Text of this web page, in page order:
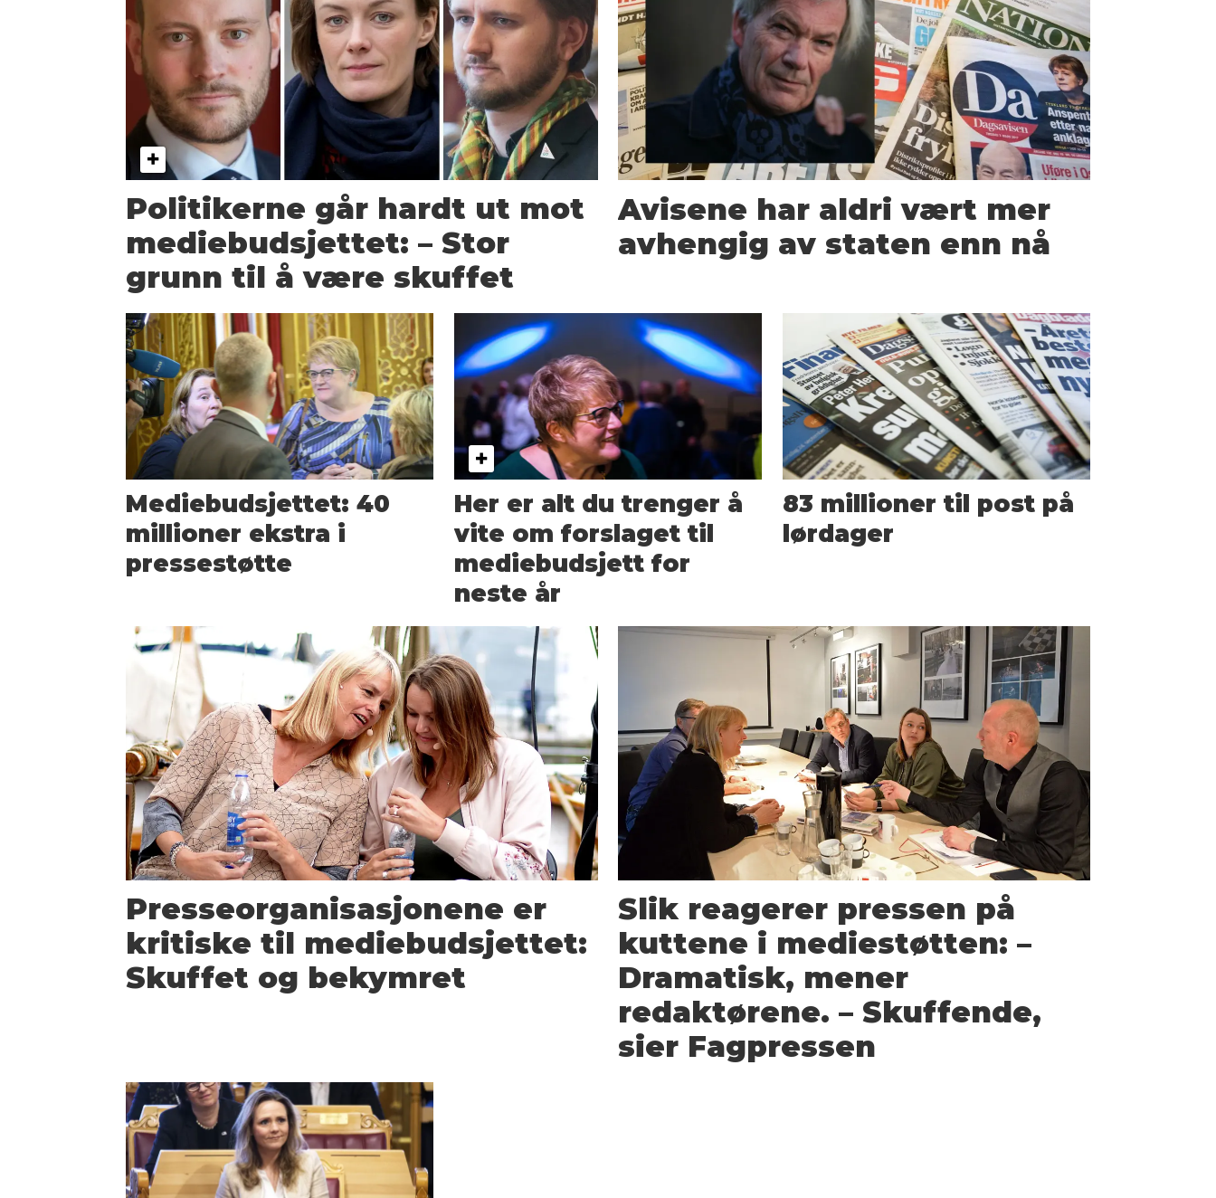
Politikerne går hardt ut mot
mediebudsjettet: – Stor
grunn til å være skuffet
Avisene har aldri vært mer
avhengig av staten enn nå
Mediebudsjettet: 40
millioner ekstra i
presse­støtte
Her er alt du trenger å
vite om forslaget til
mediebudsjett for
neste år
83 millioner til post på
lørdager
Presseorganisasjonene er
kritiske til mediebudsjettet:
Skuffet og bekymret
Slik reagerer pressen på
kuttene i mediestøtten: –
Dramatisk, mener
redaktørene. – Skuffende,
sier Fagpressen